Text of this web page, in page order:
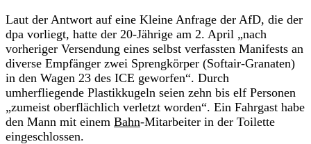
Laut der Antwort auf eine Kleine Anfrage der AfD, die der
dpa vorliegt, hatte der 20-Jährige am 2. April „nach
vorheriger Versendung eines selbst verfassten Manifests an
diverse Empfänger zwei Sprengkörper (Softair-Granaten)
in den Wagen 23 des ICE geworfen“. Durch
umherfliegende Plastikkugeln seien zehn bis elf Personen
„zumeist oberflächlich verletzt worden“. Ein Fahrgast habe
den Mann mit einem Bahn-Mitarbeiter in der Toilette
eingeschlossen.